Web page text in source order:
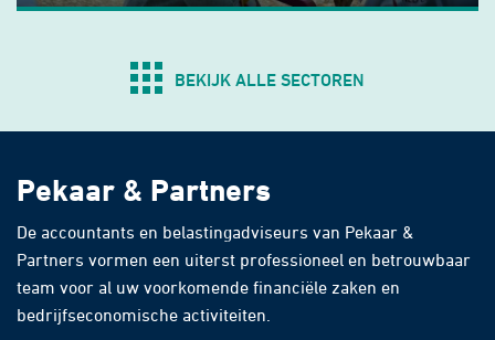
BEKIJK ALLE SECTOREN
Pekaar & Partners
De accountants en belastingadviseurs van Pekaar &
Partners vormen een uiterst professioneel en betrouwbaar
team voor al uw voorkomende financiële zaken en
bedrijfseconomische activiteiten.